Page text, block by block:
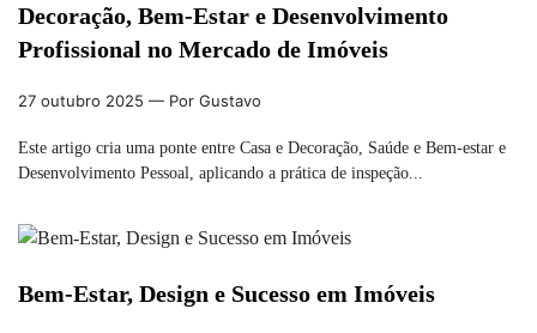
Decoração, Bem-Estar e Desenvolvimento
Profissional no Mercado de Imóveis
27 outubro 2025 — Por Gustavo
Este artigo cria uma ponte entre Casa e Decoração, Saúde e Bem-estar e
Desenvolvimento Pessoal, aplicando a prática de inspeção...
Bem-Estar, Design e Sucesso em Imóveis